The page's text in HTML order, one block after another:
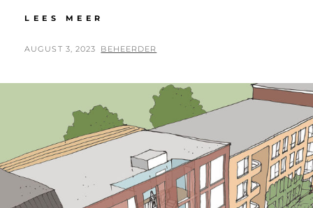
LEES MEER
KB
POSTED
AUGUST 3, 2023 BY
BEHEERDER